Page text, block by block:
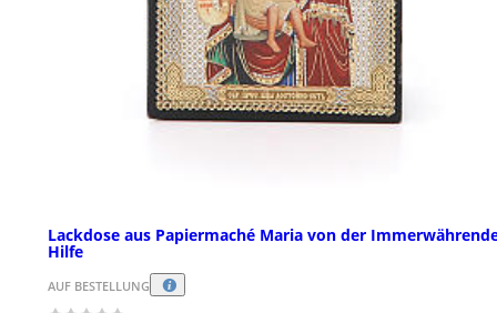
Lackdose aus Papiermaché Maria von der
Hilfe
AUF BESTELLUNG